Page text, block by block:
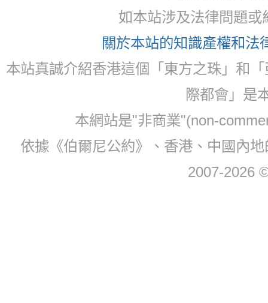
如本站涉及法律問題
關於本站的知識產權和法
本站真誠介紹香港這個「東方之珠」和
際都會」是
本網站是"非商業"(non-
依據《伯爾尼公約》、香港、中國內
2007-2026